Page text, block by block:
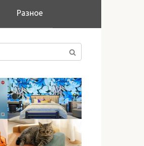
Разное